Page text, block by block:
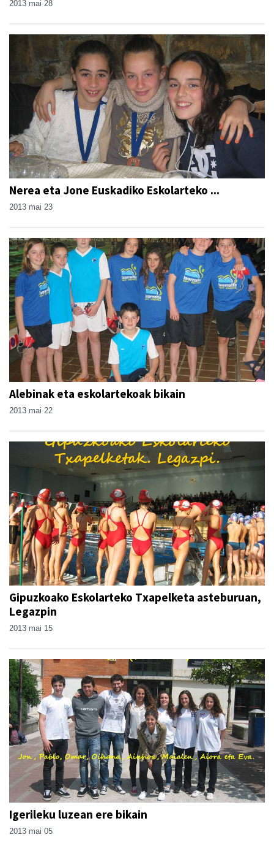
2013 mai 28
Nerea eta Jone Euskadiko Eskolarteko ...
2013 mai 23
Alebinak eta eskolartekoak bikain
2013 mai 22
Gipuzkoako Eskolarteko Txapelketa asteburuan,
Legazpin
2013 mai 15
Igerileku luzean ere bikain
2013 mai 05